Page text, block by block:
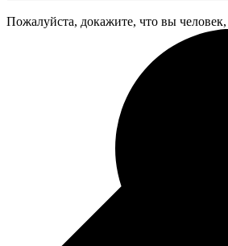
Пожалуйста, докажите, что вы